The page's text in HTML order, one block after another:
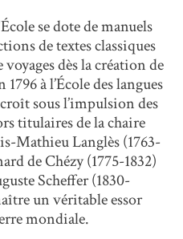
se dote de manuels
de textes classiques
dès la création de
à l’École des langues
sous l’impulsion des
titulaires de la chaire
Mathieu Langlès (1763-
de Chézy (1775-1832)
Scheffer (1830-
un véritable essor
mondiale.